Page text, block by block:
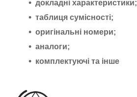
докладні характеристики;
таблиця сумісності;
оригінальні номери;
аналоги;
комплектуючі та інше